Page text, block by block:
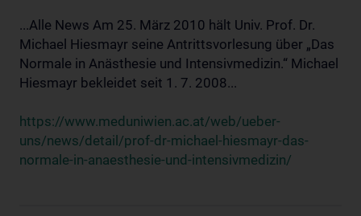
...Alle News Am 25. März 2010 hält Univ. Prof. Dr.
Michael Hiesmayr seine Antrittsvorlesung über „Das
Normale in Anästhesie und Intensivmedizin.“ Michael
Hiesmayr bekleidet seit 1. 7. 2008...
https://www.meduniwien.ac.at/web/ueber-
uns/news/detail/prof-dr-michael-hiesmayr-das-
normale-in-anaesthesie-und-intensivmedizin/